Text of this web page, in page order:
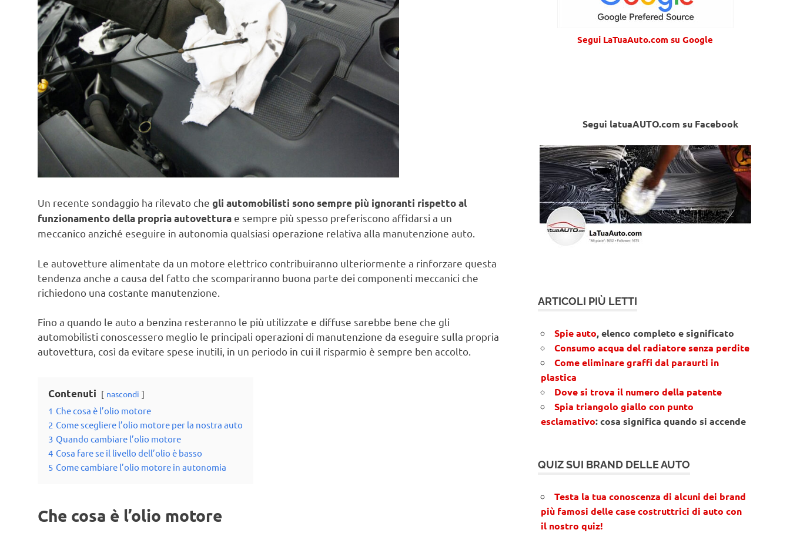
Un recente sondaggio ha rilevato che gli automobilisti sono sempre più ignoranti rispetto al
funzionamento della propria autovettura e sempre più spesso preferiscono affidarsi a un
meccanico anziché eseguire in autonomia qualsiasi operazione relativa alla manutenzione auto.
Le autovetture alimentate da un motore elettrico contribuiranno ulteriormente a rinforzare questa
tendenza anche a causa del fatto che scompariranno buona parte dei componenti meccanici che
richiedono una costante manutenzione.
Fino a quando le auto a benzina resteranno le più utilizzate e diffuse sarebbe bene che gli
automobilisti conoscessero meglio le principali operazioni di manutenzione da eseguire sulla propria
autovettura, così da evitare spese inutili, in un periodo in cui il risparmio è sempre ben accolto.
Contenuti nascondi
1 Che cosa è l’olio motore
2 Come scegliere l’olio motore per la nostra auto
3 Quando cambiare l’olio motore
4 Cosa fare se il livello dell’olio è basso
5 Come cambiare l’olio motore in autonomia
Che cosa è l’olio motore
Segui LaTuaAuto.com su Google
Segui latuaAUTO.com su Facebook
ARTICOLI PIÙ LETTI
Spie auto, elenco completo e significato
Consumo acqua del radiatore senza perdite
Come eliminare graffi dal paraurti in
plastica
Dove si trova il numero della patente
Spia triangolo giallo con punto
esclamativo: cosa significa quando si accende
QUIZ SUI BRAND DELLE AUTO
Testa la tua conoscenza di alcuni dei brand
più famosi delle case costruttrici di auto con
il nostro quiz!